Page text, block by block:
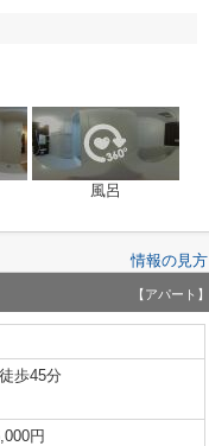
風呂
情報の見方
【アパート】
歩45分
円